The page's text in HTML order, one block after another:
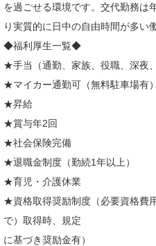
を過ごせる環境です。交代勤務は
り実質的に日中の自由時間が多い
◆福利厚生一覧◆
★手当（通勤、家族、役職、深夜
★マイカー通勤可（無料駐車場有）
★昇給
★賞与年2回
★社会保険完備
★退職金制度（勤続1年以上）
★育児・介護休業
★資格取得奨励制度（必要資格費
で）取得時、規定
に基づき奨励金有）